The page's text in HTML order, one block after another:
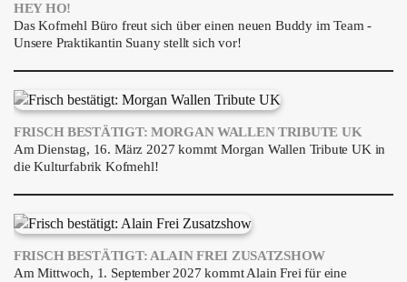
HEY HO!
Das Kofmehl Büro freut sich über einen neuen Buddy im Team -
Unsere Praktikantin Suany stellt sich vor!
FRISCH BESTÄTIGT: MORGAN WALLEN TRIBUTE UK
Am Dienstag, 16. März 2027 kommt Morgan Wallen Tribute UK in
die Kulturfabrik Kofmehl!
FRISCH BESTÄTIGT: ALAIN FREI ZUSATZSHOW
Am Mittwoch, 1. September 2027 kommt Alain Frei für eine